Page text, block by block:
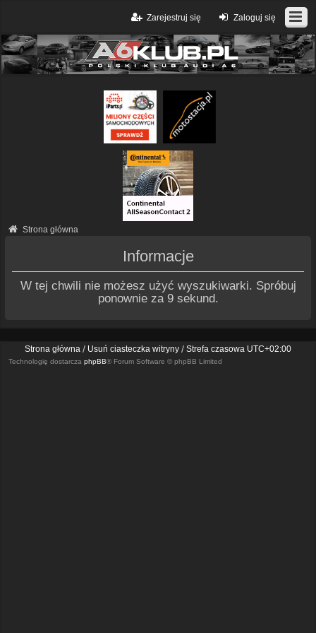
Zaloguj się
Zarejestruj się
Strona główna
Informacje
W tej chwili nie możesz użyć wyszukiwarki. Spróbuj
ponownie za 9 sekund.
Strona główna Usuń ciasteczka witryny Strefa czasowa UTC+02:00
Technologię dostarcza phpBB® Forum Software © phpBB Limited